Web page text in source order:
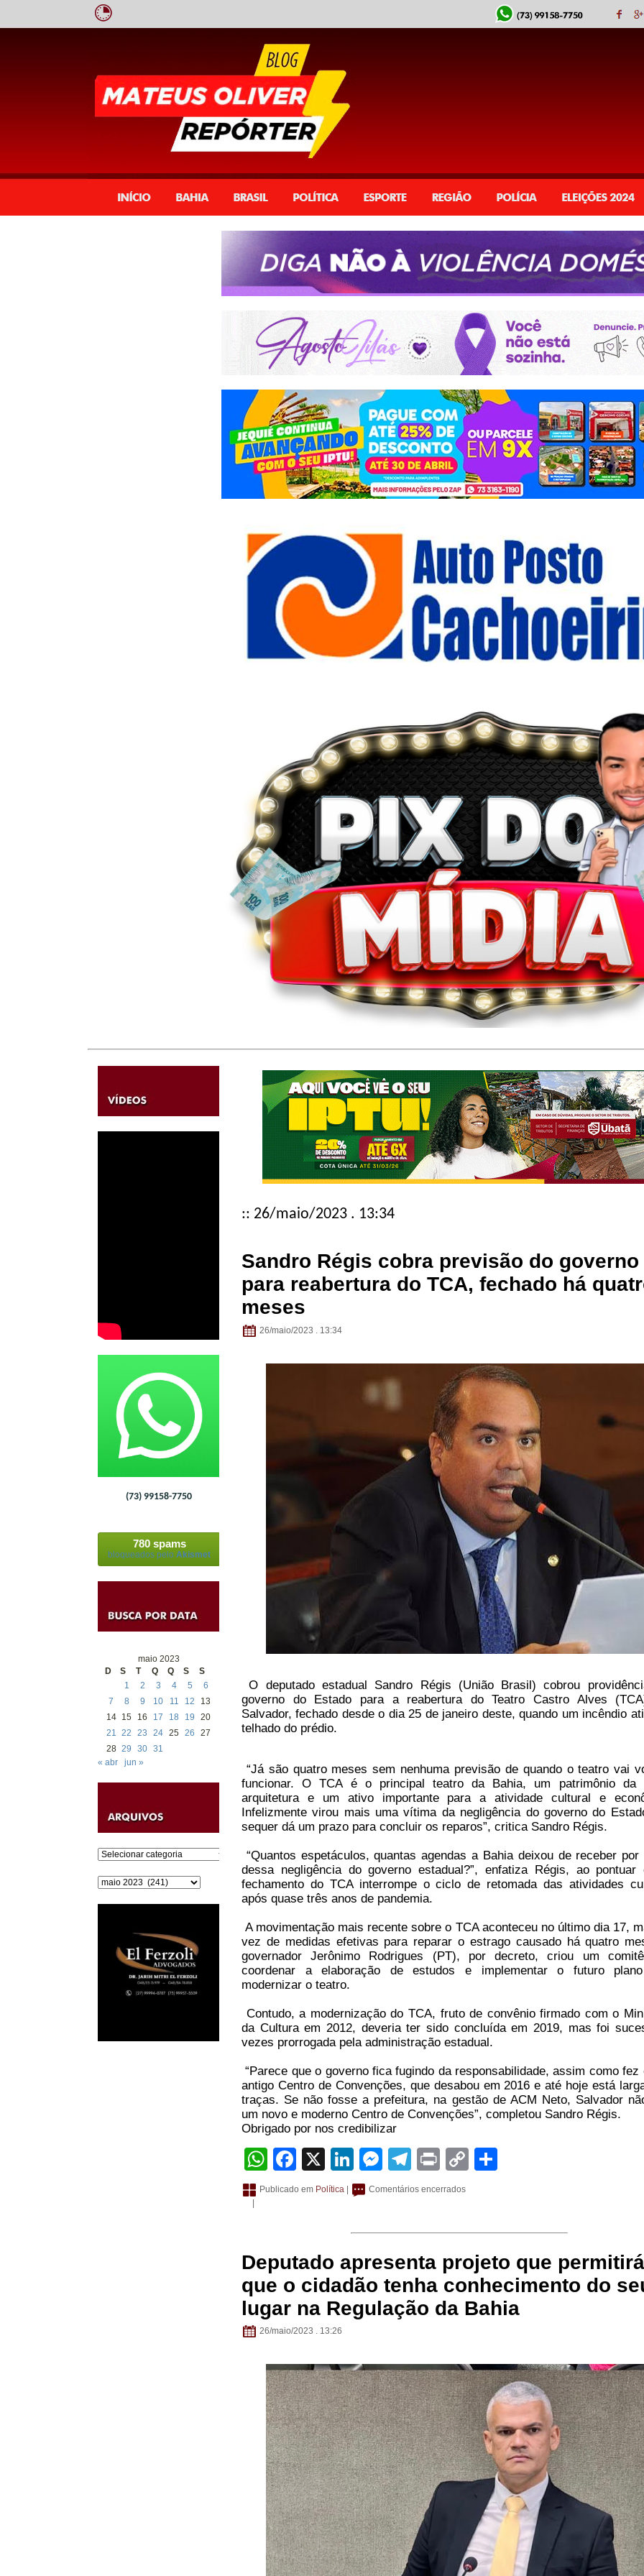
(73) 99158-7750
780 spams
bloqueados pelo Akismet
maio 2023
D
S T Q Q S
S
1
2 3 4 5
6
7
8 9 10 11 12
13
14
15 16 17 18 19
20
21
22 23 24 25 26
27
28 29 30 31
« abr
jun »
Categorias
Arquivos
:: 26/maio/2023 . 13:34
Sandro Régis cobra previsão do governo
para reabertura do TCA, fechado há
meses
26/maio/2023 . 13:34
O deputado estadual Sandro Régis (União Brasil) cobrou
governo do Estado para a reabertura do Teatro Castro Alves
Salvador, fechado desde o dia 25 de janeiro deste, quando um incêndio
telhado do prédio.
“Já são quatro meses sem nenhuma previsão de quando o teatro vai
funcionar. O TCA é o principal teatro da Bahia, um patrimônio da
arquitetura e um ativo importante para a atividade cultural e
Infelizmente virou mais uma vítima da negligência do governo do
sequer dá um prazo para concluir os reparos”, critica Sandro Régis.
“Quantos espetáculos, quantas agendas a Bahia deixou de receber por
dessa negligência do governo estadual?”, enfatiza Régis, ao pontuar
fechamento do TCA interrompe o ciclo de retomada das atividades
após quase três anos de pandemia.
A movimentação mais recente sobre o TCA aconteceu no último dia 17,
vez de medidas efetivas para reparar o estrago causado há quatro
governador Jerônimo Rodrigues (PT), por decreto, criou um
coordenar a elaboração de estudos e implementar o futuro
modernizar o teatro.
Contudo, a modernização do TCA, fruto de convênio firmado com o
da Cultura em 2012, deveria ter sido concluída em 2019, mas foi
vezes prorrogada pela administração estadual.
“Parece que o governo fica fugindo da responsabilidade, assim como fez
antigo Centro de Convenções, que desabou em 2016 e até hoje está
traças. Se não fosse a prefeitura, na gestão de ACM Neto, Salvador
um novo e moderno Centro de Convenções”, completou Sandro Régis.
Obrigado por nos credibilizar
WhatsApp
Facebook
X LinkedIn
Messenger
Telegram
PrintCopy
Publicado em Política |
Comentários encerrados
|
Deputado apresenta projeto que permitirá
que o cidadão tenha conhecimento do
lugar na Regulação da Bahia
26/maio/2023 . 13:26